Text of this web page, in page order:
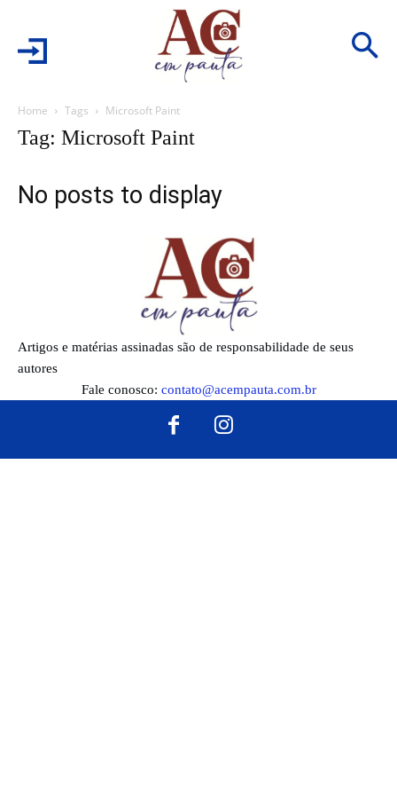
Home Tags Microsoft Paint
Tag: Microsoft Paint
No posts to display
Artigos e matérias assinadas são de responsabilidade de seus
autores
Fale conosco: contato@acempauta.com.br